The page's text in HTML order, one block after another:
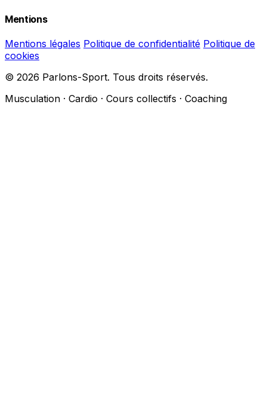
Mentions
Mentions légales Politique de confidentialité Politique de
cookies
© 2026 Parlons-Sport. Tous droits réservés.
Musculation · Cardio · Cours collectifs · Coaching